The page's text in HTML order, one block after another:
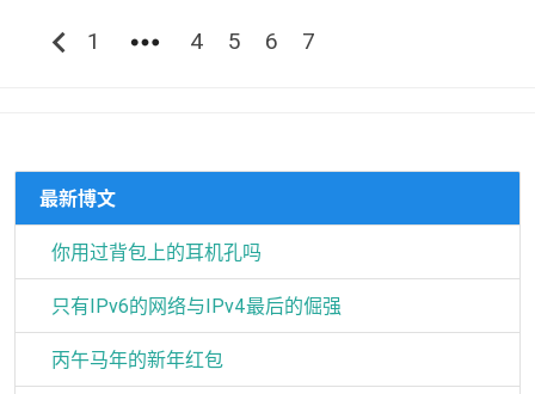
chevron_left 1 more_horiz 4 5 6 7
最新博文
你用过背包上的耳机孔吗
只有IPv6的网络与IPv4最后的倔强
丙午马年的新年红包